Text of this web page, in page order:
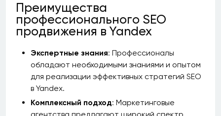
Преимущества
профессионального SEO
продвижения в Yandex
Экспертные знания: Профессионалы
обладают необходимыми знаниями и опытом
для реализации эффективных стратегий SEO
в Yandex.
Комплексный подход: Маркетинговые